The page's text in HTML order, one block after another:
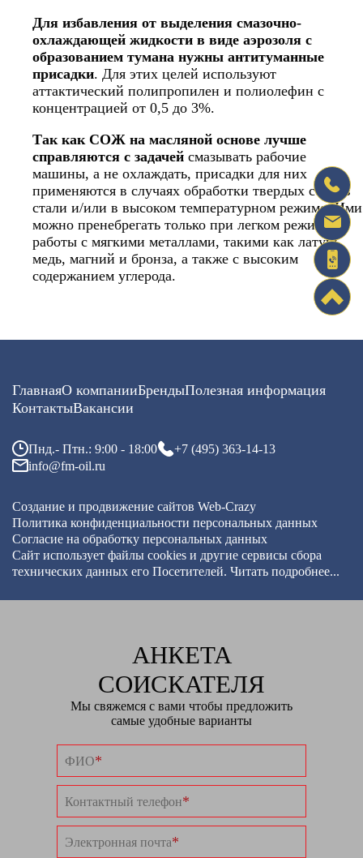
Для избавления от выделения смазочно-
охлаждающей жидкости в виде аэрозоля с
образованием тумана нужны антитуманные
присадки. Для этих целей используют
аттактический полипропилен и полиолефин с
концентрацией от 0,5 до 3%.
Так как СОЖ на масляной основе лучше
справляются с задачей смазывать рабочие
машины, а не охлаждать, присадки для них
применяются в случаях обработки твердых сортов
стали и/или в высоком температурном режиме. Ими
можно пренебрегать только при легком режиме
работы с мягкими металлами, такими как латунь,
медь, магний и бронза, а также с высоким
содержанием углерода.
ГлавнаяО компанииБрендыПолезная информация
КонтактыВакансии
Пнд.- Птн.: 9:00 - 18:00
+7 (495) 363-14-13
info@fm-oil.ru
Создание и продвижение сайтов Web-Crazy
Политика конфиденциальности персональных данных
Согласие на обработку персональных данных
Сайт использует файлы cookies и другие сервисы сбора
технических данных его Посетителей. Читать подробнее...
АНКЕТА
СОИСКАТЕЛЯ
Мы свяжемся с вами чтобы предложить
самые удобные варианты
ФИО*
Контактный телефон*
Электронная почта*